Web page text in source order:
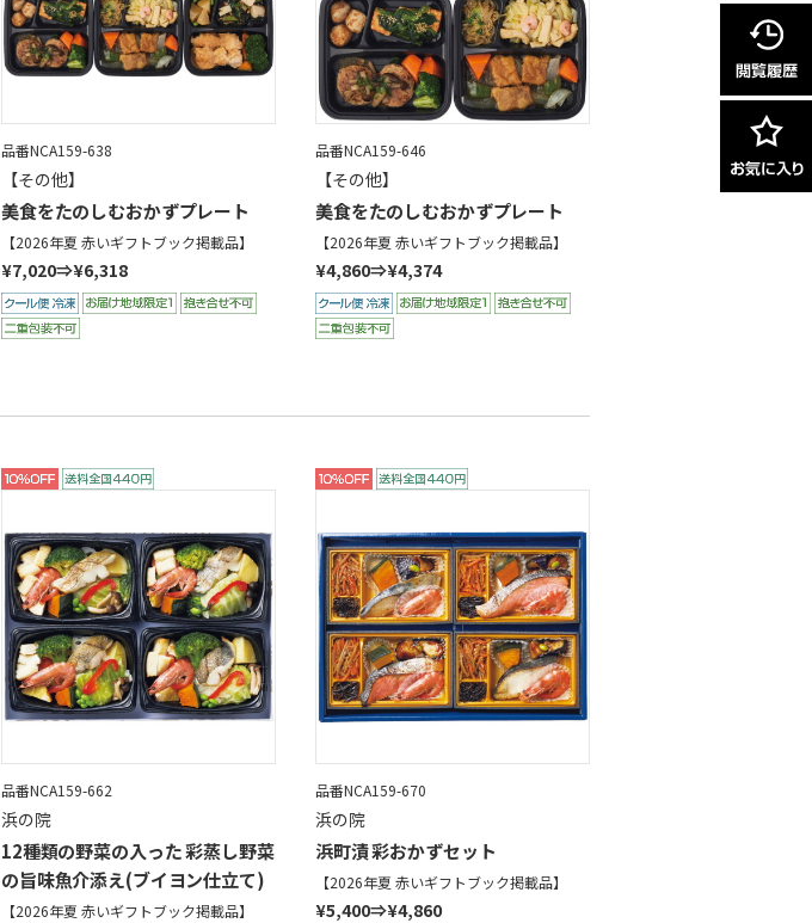
品番NCA159-638
【その他】
美食をたのしむおかずプレート
【2026年夏 赤いギフトブック掲載品】
¥7,020⇒¥6,318
品番NCA159-646
【その他】
美食をたのしむおかずプレート
【2026年夏 赤いギフトブック掲載品】
¥4,860⇒¥4,374
品番NCA159-662
浜の院
12種類の野菜の入った 彩蒸し野菜
の旨味魚介添え(ブイヨン仕立て)
【2026年夏 赤いギフトブック掲載品】
品番NCA159-670
浜の院
浜町漬 彩おかずセット
【2026年夏 赤いギフトブック掲載品】
¥5,400⇒¥4,860